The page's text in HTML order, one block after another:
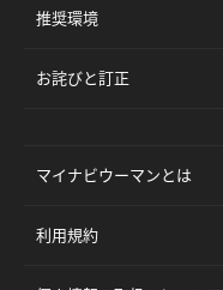
推奨環境
お詫びと訂正
マイナビウーマンとは
利用規約